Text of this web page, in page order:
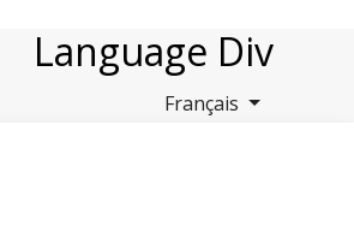
Language Div
Français